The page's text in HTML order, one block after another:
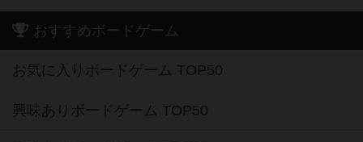
おすすめボードゲーム
お気に入りボードゲーム TOP50
興味ありボードゲーム TOP50